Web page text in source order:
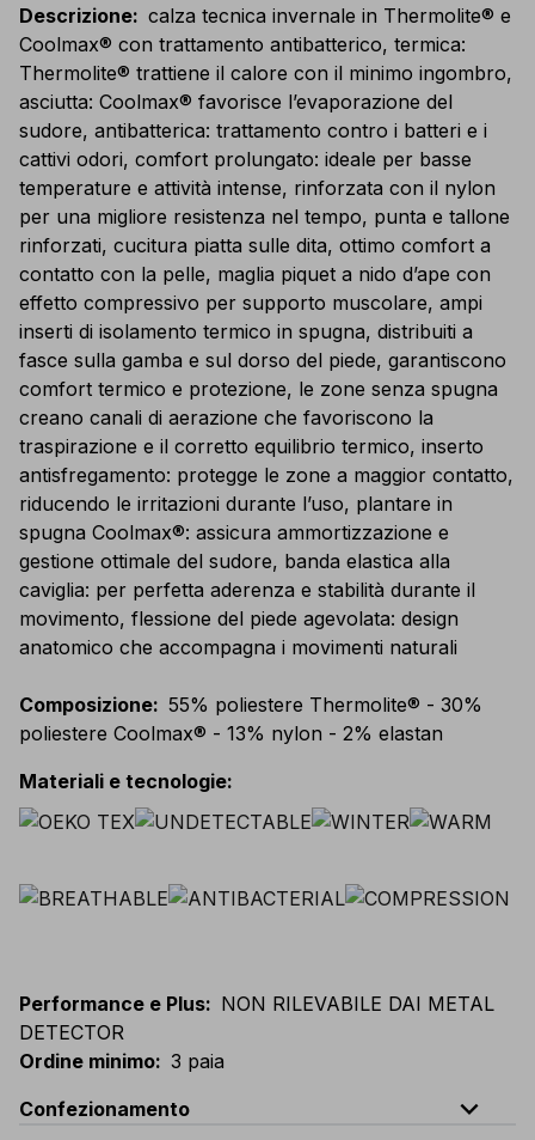
Descrizione: calza tecnica invernale in Thermolite® e
Coolmax® con trattamento antibatterico, termica:
Thermolite® trattiene il calore con il minimo ingombro,
asciutta: Coolmax® favorisce l’evaporazione del
sudore, antibatterica: trattamento contro i batteri e i
cattivi odori, comfort prolungato: ideale per basse
temperature e attività intense, rinforzata con il nylon
per una migliore resistenza nel tempo, punta e tallone
rinforzati, cucitura piatta sulle dita, ottimo comfort a
contatto con la pelle, maglia piquet a nido d’ape con
effetto compressivo per supporto muscolare, ampi
inserti di isolamento termico in spugna, distribuiti a
fasce sulla gamba e sul dorso del piede, garantiscono
comfort termico e protezione, le zone senza spugna
creano canali di aerazione che favoriscono la
traspirazione e il corretto equilibrio termico, inserto
antisfregamento: protegge le zone a maggior contatto,
riducendo le irritazioni durante l’uso, plantare in
spugna Coolmax®: assicura ammortizzazione e
gestione ottimale del sudore, banda elastica alla
caviglia: per perfetta aderenza e stabilità durante il
movimento, flessione del piede agevolata: design
anatomico che accompagna i movimenti naturali
Composizione: 55% poliestere Thermolite® - 30%
poliestere Coolmax® - 13% nylon - 2% elastan
Materiali e tecnologie:
Performance e Plus: NON RILEVABILE DAI METAL
DETECTOR
Ordine minimo: 3 paia
Confezionamento
expand_less